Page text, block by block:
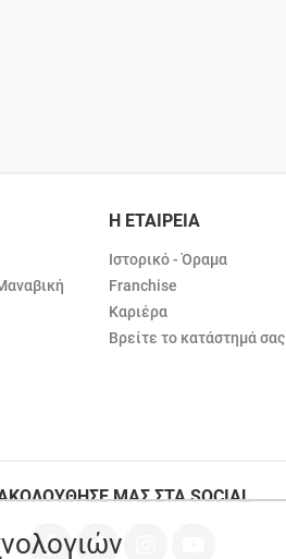
Η ΕΤΑΙΡΕΙΑ
Ιστορικό - Όραμα
Franchise
Καριέρα
Βρείτε το κατάστημά σας
ΜΑΣ ΣΤΑ SOCIAL